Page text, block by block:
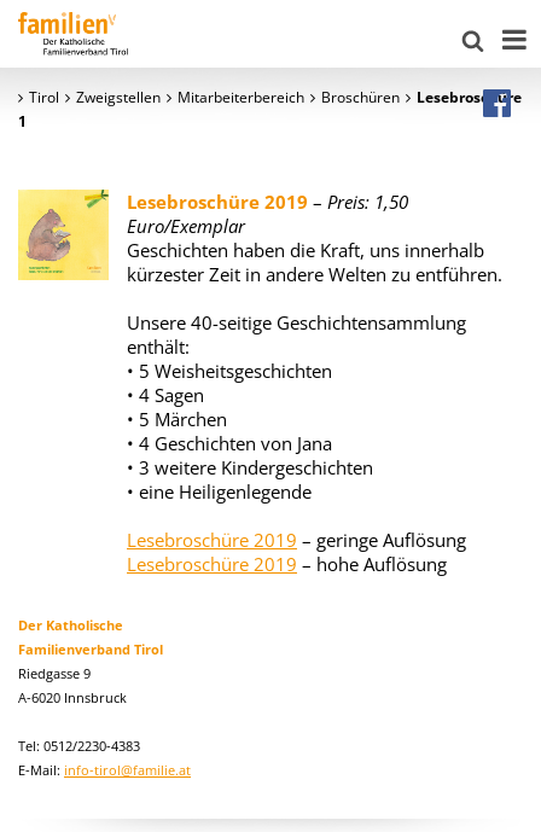
Tirol Zweigstellen Mitarbeiterbereich Broschüren
Lesebroschüre
1
Lesebroschüre 2019 – Preis: 1,50
Euro/Exemplar
Geschichten haben die Kraft, uns innerhalb
kürzester Zeit in andere Welten zu entführen.
Unsere 40-seitige Geschichtensammlung
enthält:
• 5 Weisheitsgeschichten
• 4 Sagen
• 5 Märchen
• 4 Geschichten von Jana
• 3 weitere Kindergeschichten
• eine Heiligenlegende
Lesebroschüre 2019 – geringe Auflösung
Lesebroschüre 2019 – hohe Auflösung
Der Katholische
Familienverband Tirol
Riedgasse 9
A-6020 Innsbruck
Tel: 0512/2230-4383
E-Mail: info-tirol@familie.at